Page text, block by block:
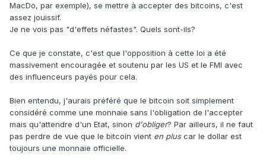
MacDo, par exemple), se mettre à accepter des bitcoins, c'est
assez jouissif.
Je ne vois pas "d'effets néfastes". Quels sont-ils?
Ce que je constate, c'est que l'opposition à cette loi a été
massivement encouragée et soutenu par les US et le FMI avec
des influenceurs payés pour cela.
Bien entendu, j'aurais préféré que le bitcoin soit simplement
considéré comme une monnaie sans l'obligation de l'accepter
mais qu'attendre d'un Etat, sinon d'obliger? Par ailleurs, il ne faut
pas perdre de vue que le bitcoin vient en pluscar le dollar est
toujours une monnaie officielle.